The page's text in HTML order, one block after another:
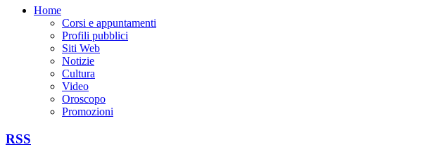
Home
Corsi e appuntamenti
Profili pubblici
Siti Web
Notizie
Cultura
Video
Oroscopo
Promozioni
RSS